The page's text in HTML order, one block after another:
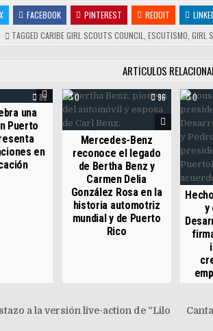
X FACEBOOK PINTEREST REDDIT
TAGGEDCARIBE GIRL SCOUTS COUNCIL ,ESCUTISMO ,GIRL
ARTÍCULOS
88
una
Puerto
en
0 96
Mercedes-Benz
reconoce el legado
de Bertha Benz y
Carmen Delia
González Rosa en la
historia automotriz
mundial y de Puerto
Rico
0
y
a la versión live-action de “Lilo